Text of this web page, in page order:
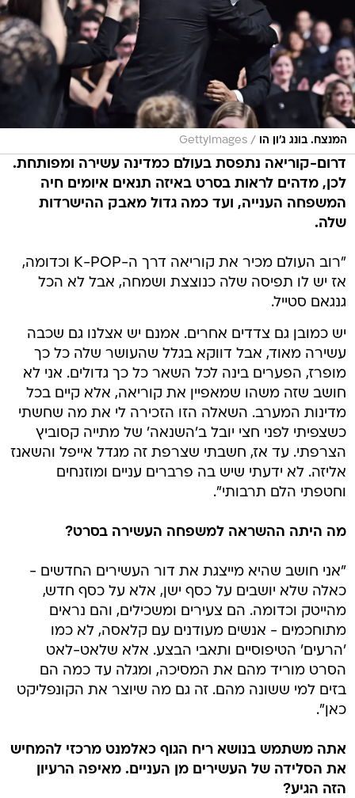
המנצח. בונג ג'ון הו /
GettyImages
דרום-קוריאה נתפסת בעולם כמדינה עשירה ומפותחת.
לכן, מדהים לראות בסרט באיזה תנאים איומים חיה
המשפחה הענייה, ועד כמה גדול מאבק ההישרדות
שלה.
"רוב העולם מכיר את קוריאה דרך ה-K-POP וכדומה,
אז יש לו תפיסה שלה כנוצצת ושמחה, אבל לא הכל
גנגאם סטייל.
יש כמובן גם צדדים אחרים. אמנם יש אצלנו גם שכבה
עשירה מאוד, אבל דווקא בגלל שהעושר שלה כל כך
מופרז, הפערים בינה לכל השאר כל כך גדולים. אני לא
חושב שזה משהו שמאפיין את קוריאה, אלא קיים בכל
מדינות המערב. השאלה הזו הזכירה לי את מה שחשתי
כשצפיתי לפני חצי יובל ב'השנאה' של מתייה קסוביץ
הצרפתי. עד אז, חשבתי שצרפת זה מגדל אייפל והשאנז
אליזה. לא ידעתי שיש בה פרברים עניים ומוזנחים
וחטפתי הלם תרבותי".
מה היתה ההשראה למשפחה העשירה בסרט?
"אני חושב שהיא מייצגת את דור העשירים החדשים -
כאלה שלא יושבים על כסף ישן, אלא על כסף חדש,
מהייטק וכדומה. הם צעירים ומשכילים, והם נראים
מתוחכמים - אנשים מעודנים עם קלאסה, לא כמו
'הרעים' הטיפוסיים ותאבי הבצע. אלא שלאט-לאט
הסרט מוריד מהם את המסיכה, ומגלה עד כמה הם
בזים למי ששונה מהם. זה גם מה שיוצר את הקונפליקט
כאן".
אתה משתמש בנושא ריח הגוף כאלמנט מרכזי להמחיש
את הסלידה של העשירים מן העניים. מאיפה הרעיון
הזה הגיע?